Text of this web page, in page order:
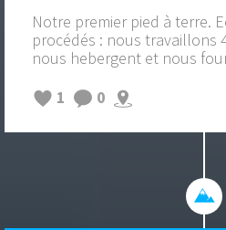
Notre premier pied à terre.
procédés : nous travaillons
nous hebergent et nous
1
0